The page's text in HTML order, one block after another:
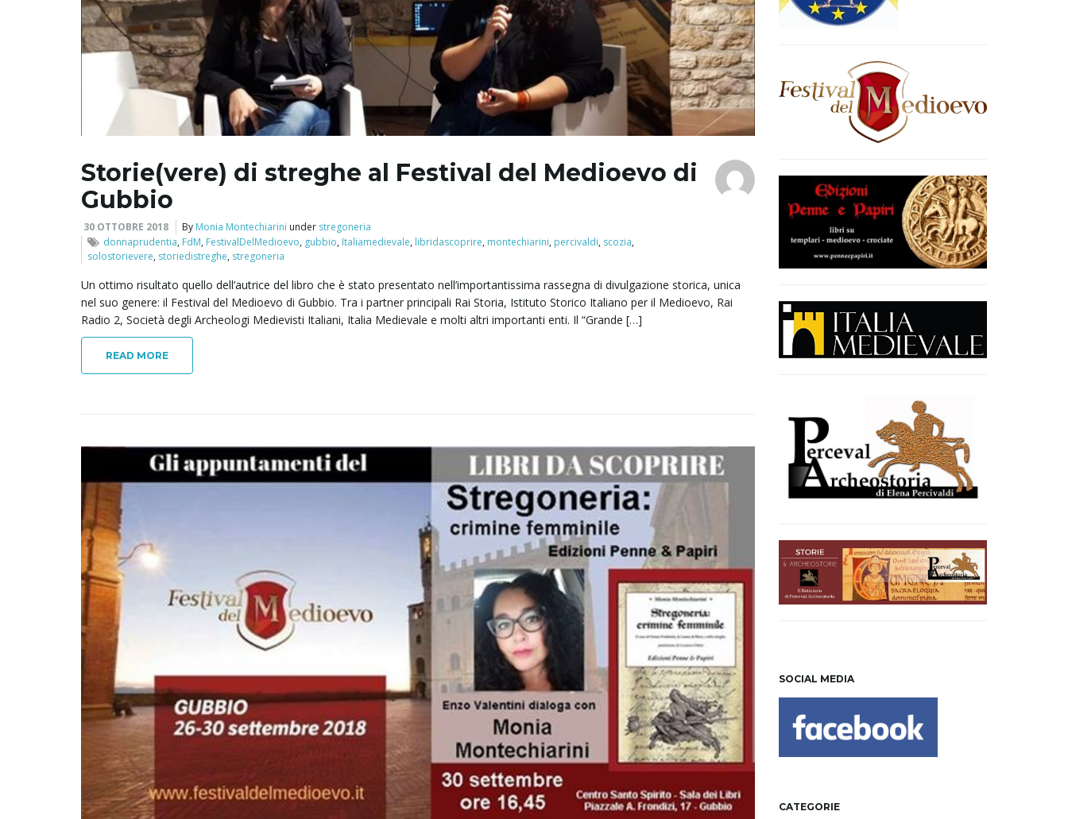
Storie(vere) di streghe al Festival del Medioevo di
Gubbio
30 OTTOBRE 2018 By Monia Montechiarini under stregoneria
donnaprudentia, FdM, FestivalDelMedioevo, gubbio, Italiamedievale, libridascoprire, montechiarini, percivaldi, scozia,
solostorievere, storiedistreghe, stregoneria
Un ottimo risultato quello dell’autrice del libro che è stato presentato nell’importantissima rassegna di divulgazione storica, unica
nel suo genere: il Festival del Medioevo di Gubbio. Tra i partner principali Rai Storia, Istituto Storico Italiano per il Medioevo, Rai
Radio 2, Società degli Archeologi Medievisti Italiani, Italia Medievale e molti altri importanti enti. Il “Grande […]
READ MORE
SOCIAL MEDIA
CATEGORIE